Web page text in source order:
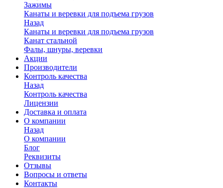
Зажимы
Канаты и веревки для подъема грузов
Назад
Канаты и веревки для подъема грузов
Канат стальной
Фалы, шнуры, веревки
Акции
Производители
Контроль качества
Назад
Контроль качества
Лицензии
Доставка и оплата
О компании
Назад
О компании
Блог
Реквизиты
Отзывы
Вопросы и ответы
Контакты